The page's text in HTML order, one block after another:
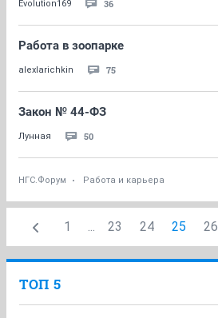
Evolution169 36
Работа в зоопарке
alexlarichkin 75
Закон № 44-ФЗ
Лунная 50
НГС.Форум Работа и карьера
1 ... 23 24 25 26
ТОП 5